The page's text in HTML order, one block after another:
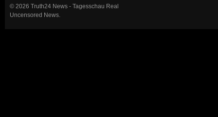
© 2026 Truth24 News - Tagesschau Real
Uncensored News.